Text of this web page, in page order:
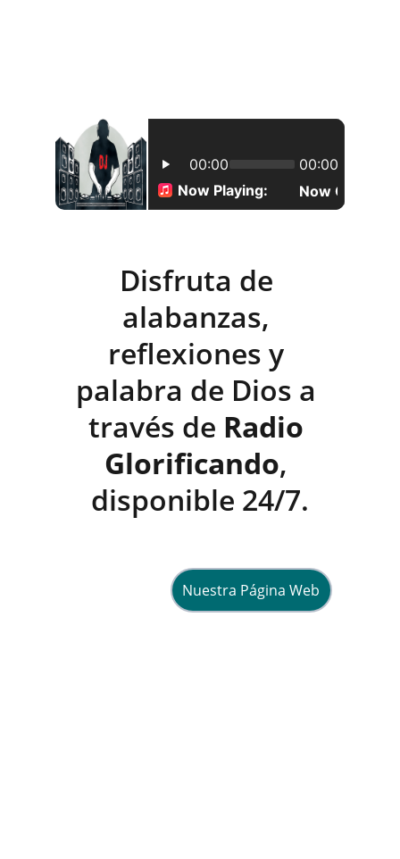
Disfruta de
alabanzas,
reflexiones y
palabra de Dios a
través de Radio
Glorificando,
disponible 24/7.
Nuestra Página Web